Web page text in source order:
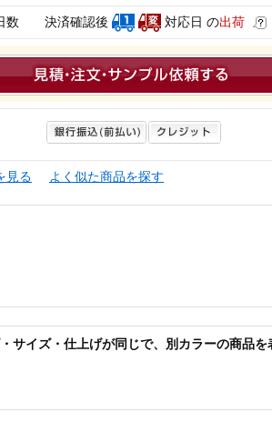
数 決済確認後 対応日 の出荷
見る よく似た商品を探す
サイズ・仕上げが同じで、別カラーの商品を